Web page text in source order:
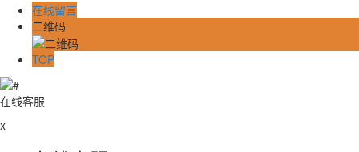
在线留言
二维码
TOP
在线客服
x